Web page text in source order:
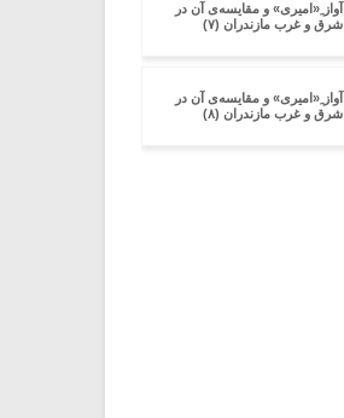
آواز ِ«امیری» و مقایسه‌ی آن در
شرق و غرب مازندران (۷)
آواز ِ«امیری» و مقایسه‌ی آن در
شرق و غرب مازندران (۸)